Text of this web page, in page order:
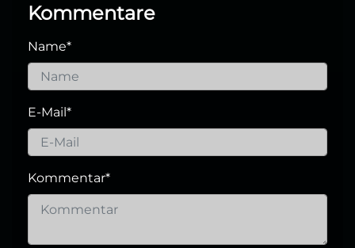
Kommentare
Name*
E-Mail*
Kommentar*